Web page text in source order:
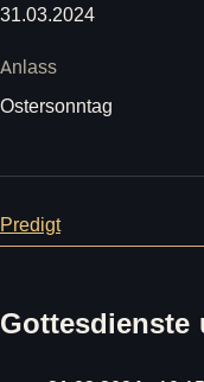
31.03.2024
Anlass
Ostersonntag
Predigt
Gottesdienste